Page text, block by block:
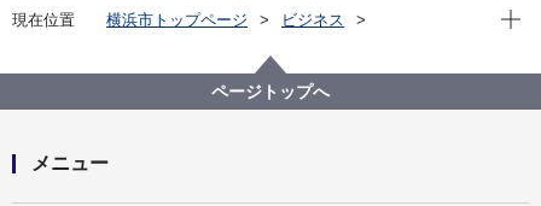
現在位置 横浜市トップページ
ビジネス
3R活動優良事業所
分別優良（三つ星）事業所 （平成17～22年度）
現在
ページトップへ
メニュー